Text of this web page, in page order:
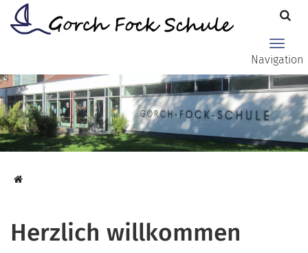
Zum Hauptinhalt springen
Navigation
Herzlich willkommen